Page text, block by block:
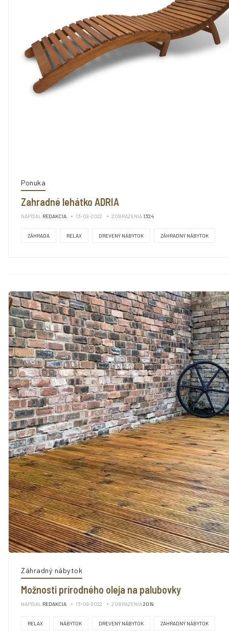
Ponuka
Zahradné lehátko ADRIA
NAPÍSAL REDAKCIA 13-08-2022 ZOBRAZENIA 1324
ZÁHRADA RELAX DREVENÝ NÁBYTOK ZÁHRADNÝ NÁBYTOK
Záhradný nábytok
Možnosti prírodného oleja na palubovky
NAPÍSAL REDAKCIA 13-08-2022 ZOBRAZENIA2019
RELAX NÁBYTOK DREVENÝ NÁBYTOK ZÁHRADNÝ NÁBYTOK